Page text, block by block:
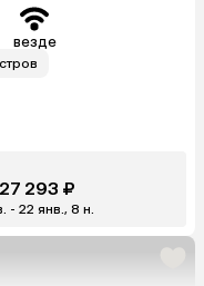
везде
293 ₽
- 22 янв., 8 н.